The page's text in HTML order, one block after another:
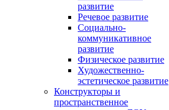
развитие
Речевое развитие
Социально-
коммуникативное
развитие
Физическое развитие
Художественно-
эстетическое развитие
Конструкторы и
пространственное